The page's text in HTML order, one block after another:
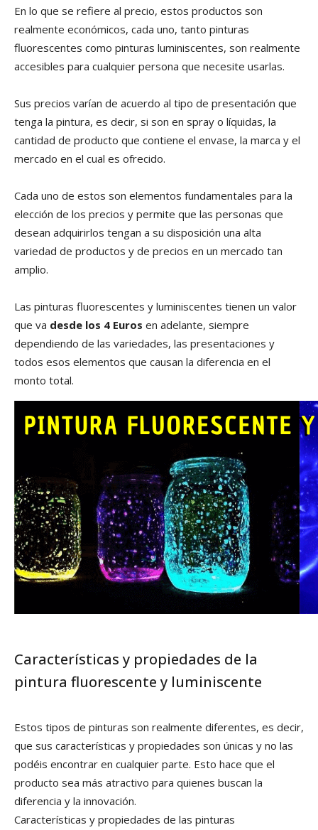
En lo que se refiere al precio, estos productos son
realmente económicos, cada uno, tanto pinturas
fluorescentes como pinturas luminiscentes, son realmente
accesibles para cualquier persona que necesite usarlas.
Sus precios varían de acuerdo al tipo de presentación que
tenga la pintura, es decir, si son en spray o líquidas, la
cantidad de producto que contiene el envase, la marca y el
mercado en el cual es ofrecido.
Cada uno de estos son elementos fundamentales para la
elección de los precios y permite que las personas que
desean adquirirlos tengan a su disposición una alta
variedad de productos y de precios en un mercado tan
amplio.
Las pinturas fluorescentes y luminiscentes tienen un valor
que va desde los 4 Euros en adelante, siempre
dependiendo de las variedades, las presentaciones y
todos esos elementos que causan la diferencia en el
monto total.
Características y propiedades de la
pintura fluorescente y luminiscente
Estos tipos de pinturas son realmente diferentes, es decir,
que sus características y propiedades son únicas y no las
podéis encontrar en cualquier parte. Esto hace que el
producto sea más atractivo para quienes buscan la
diferencia y la innovación.
Características y propiedades de las pinturas